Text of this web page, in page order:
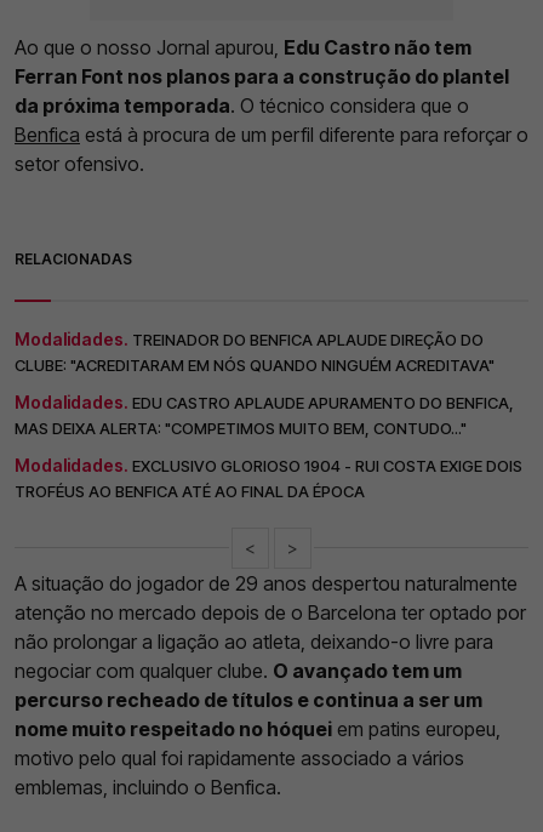
Ao que o nosso Jornal apurou, Edu Castro não tem
Ferran Font nos planos para a construção do plantel
da próxima temporada. O técnico considera que o
Benfica está à procura de um perfil diferente para reforçar o
setor ofensivo.
RELACIONADAS
Modalidades. TREINADOR DO BENFICA APLAUDE DIREÇÃO DO
CLUBE: "ACREDITARAM EM NÓS QUANDO NINGUÉM ACREDITAVA"
Modalidades. EDU CASTRO APLAUDE APURAMENTO DO BENFICA,
MAS DEIXA ALERTA: "COMPETIMOS MUITO BEM, CONTUDO..."
Modalidades. EXCLUSIVO GLORIOSO 1904 - RUI COSTA EXIGE DOIS
TROFÉUS AO BENFICA ATÉ AO FINAL DA ÉPOCA
< >
A situação do jogador de 29 anos despertou naturalmente
atenção no mercado depois de o Barcelona ter optado por
não prolongar a ligação ao atleta, deixando-o livre para
negociar com qualquer clube. O avançado tem um
percurso recheado de títulos e continua a ser um
nome muito respeitado no hóquei em patins europeu,
motivo pelo qual foi rapidamente associado a vários
emblemas, incluindo o Benfica.